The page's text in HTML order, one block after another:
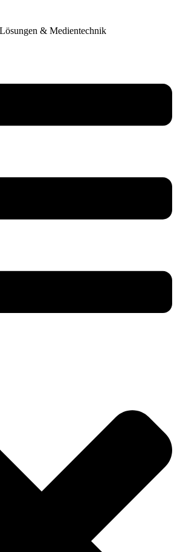
& Medientechnik